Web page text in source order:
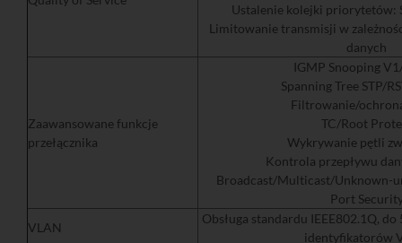
Ustalenie kolejki priorytetów:
Limitowanie transmisji w
danych
Zaawansowane funkcje
przełącznika
IGMP Snooping
Spanning Tree STP/
Filtrowanie/
TC/Root
Wykrywanie pętli
Kontrola przepływu
Broadcast/Multicast/Unknown-
Port
VLAN
Obsługa standardu IEEE802.1Q,
identyfikatorów